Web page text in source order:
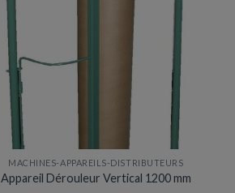
MACHINES-APPAREILS-DISTRIBUTEURS
Appareil Dérouleur Vertical 1200 mm